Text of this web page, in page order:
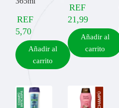
REF
5,70
Añadir al
carrito
REF
21,99
Añadir al
carrito